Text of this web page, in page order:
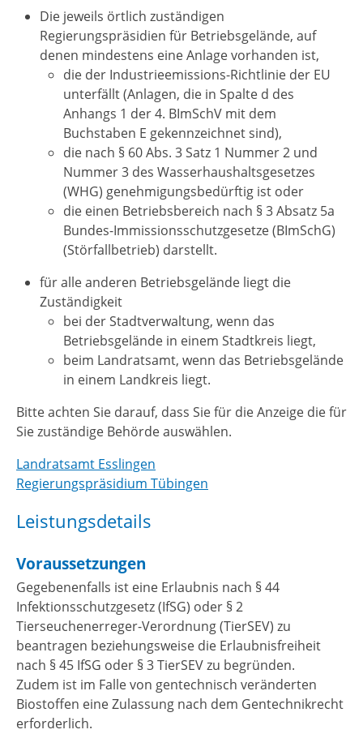
Die jeweils örtlich zuständigen
Regierungspräsidien für Betriebsgelände, auf
denen mindestens eine Anlage vorhanden ist,
die der Industrieemissions-Richtlinie der EU
unterfällt (Anlagen, die in Spalte d des
Anhangs 1 der 4. BImSchV mit dem
Buchstaben E gekennzeichnet sind),
die nach § 60 Abs. 3 Satz 1 Nummer 2 und
Nummer 3 des Wasserhaushaltsgesetzes
(WHG) genehmigungsbedürftig ist oder
die einen Betriebsbereich nach § 3 Absatz 5a
Bundes-Immissionsschutzgesetze (BImSchG)
(Störfallbetrieb) darstellt.
für alle anderen Betriebsgelände liegt die
Zuständigkeit
bei der Stadtverwaltung, wenn das
Betriebsgelände in einem Stadtkreis liegt,
beim Landratsamt, wenn das Betriebsgelände
in einem Landkreis liegt.
Bitte achten Sie darauf, dass Sie für die Anzeige die für
Sie zuständige Behörde auswählen.
Landratsamt Esslingen
Regierungspräsidium Tübingen
Leistungsdetails
Voraussetzungen
Gegebenenfalls ist eine Erlaubnis nach § 44
Infektionsschutzgesetz (IfSG) oder § 2
Tierseuchenerreger-Verordnung (TierSEV) zu
beantragen beziehungsweise die Erlaubnisfreiheit
nach § 45 IfSG oder § 3 TierSEV zu begründen.
Zudem ist im Falle von gentechnisch veränderten
Biostoffen eine Zulassung nach dem Gentechnikrecht
erforderlich.